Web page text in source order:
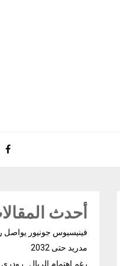
أحدث
فينيسيوس جونيور يواصل
مدريد حتى 2032
رغم إهتمام الريال.. رودري